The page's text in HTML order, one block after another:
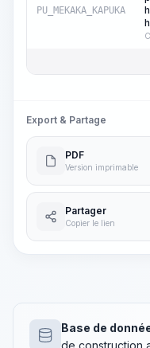
PU_MEKAKA_KAPUKA
Export & Partage
PDF
Version imprimable
Partager
Copier le lien
Base de
de construction